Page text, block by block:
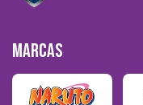
MARCAS